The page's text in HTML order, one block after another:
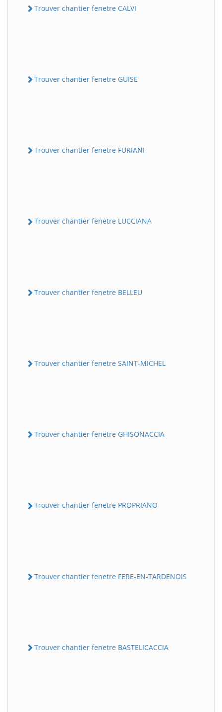
Trouver chantier fenetre CALVI
Trouver chantier fenetre GUISE
Trouver chantier fenetre FURIANI
Trouver chantier fenetre LUCCIANA
Trouver chantier fenetre BELLEU
Trouver chantier fenetre SAINT-MICHEL
Trouver chantier fenetre GHISONACCIA
Trouver chantier fenetre PROPRIANO
Trouver chantier fenetre FERE-EN-TARDENOIS
Trouver chantier fenetre BASTELICACCIA